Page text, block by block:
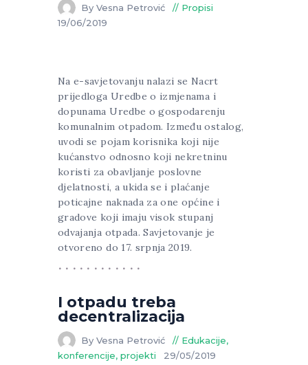
By Vesna Petrović
Propisi
19/06/2019
Na e-savjetovanju nalazi se Nacrt
prijedloga Uredbe o izmjenama i
dopunama Uredbe o gospodarenju
komunalnim otpadom. Između ostalog,
uvodi se pojam korisnika koji nije
kućanstvo odnosno koji nekretninu
koristi za obavljanje poslovne
djelatnosti, a ukida se i plaćanje
poticajne naknada za one općine i
gradove koji imaju visok stupanj
odvajanja otpada. Savjetovanje je
otvoreno do 17. srpnja 2019.
I otpadu treba
decentralizacija
By Vesna Petrović
Edukacije,
konferencije, projekti
29/05/2019